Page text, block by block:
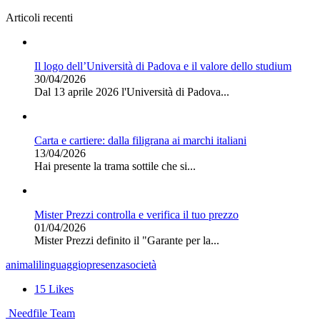
Articoli recenti
Il logo dell’Università di Padova e il valore dello studium
30/04/2026
Dal 13 aprile 2026 l'Università di Padova...
Carta e cartiere: dalla filigrana ai marchi italiani
13/04/2026
Hai presente la trama sottile che si...
Mister Prezzi controlla e verifica il tuo prezzo
01/04/2026
Mister Prezzi definito il "Garante per la...
animalilinguaggiopresenzasocietà
15 Likes
Needfile Team